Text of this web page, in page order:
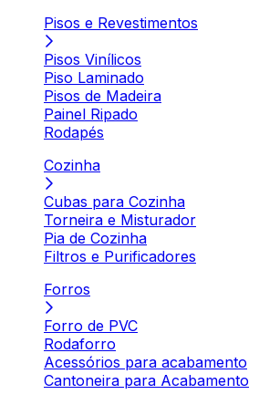
Pisos e Revestimentos
Pisos Vinílicos
Piso Laminado
Pisos de Madeira
Painel Ripado
Rodapés
Cozinha
Cubas para Cozinha
Torneira e Misturador
Pia de Cozinha
Filtros e Purificadores
Forros
Forro de PVC
Rodaforro
Acessórios para acabamento
Cantoneira para Acabamento